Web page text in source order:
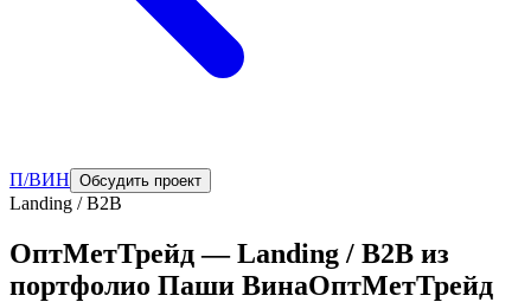
П/ВИН Обсудить проект
Landing / B2B
ОптМетТрейд—Landing / B2B из
портфолио Паши ВинаОптМетТрейд